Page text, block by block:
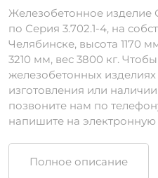
Железобетонное изделие
по Серия 3.702.1-4, на
Челябинске, высота 1170
3210 мм, вес 3800 кг.
железобетонных изделиях
изготовления или
позвоните нам по
напишите на
Полное описание